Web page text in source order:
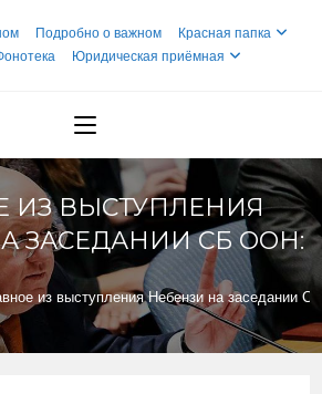
Подробно о важном
Красная папка
Юридическая приёмная
ИЗ ВЫСТУПЛЕНИЯ
ЗАСЕДАНИИ СБ ООН:
из выступления Небензи на заседании